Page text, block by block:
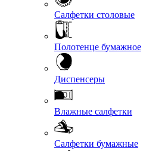
Салфетки столовые
Полотенце бумажное
Диспенсеры
Влажные салфетки
Салфетки бумажные